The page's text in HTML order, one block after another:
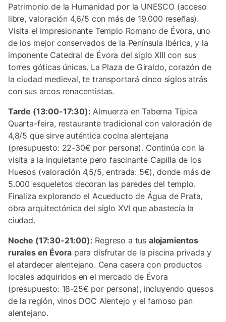
Patrimonio de la Humanidad por la UNESCO (acceso
libre, valoración 4,6/5 con más de 19.000 reseñas).
Visita el impresionante Templo Romano de Évora, uno
de los mejor conservados de la Península Ibérica, y la
imponente Catedral de Évora del siglo XIII con sus
torres góticas únicas. La Plaza de Giraldo, corazón de
la ciudad medieval, te transportará cinco siglos atrás
con sus arcos renacentistas.
Tarde (13:00-17:30): Almuerza en Taberna Típica
Quarta-feira, restaurante tradicional con valoración de
4,8/5 que sirve auténtica cocina alentejana
(presupuesto: 22-30€ por persona). Continúa con la
visita a la inquietante pero fascinante Capilla de los
Huesos (valoración 4,5/5, entrada: 5€), donde más de
5.000 esqueletos decoran las paredes del templo.
Finaliza explorando el Acueducto de Água de Prata,
obra arquitectónica del siglo XVI que abastecía la
ciudad.
Noche (17:30-21:00): Regreso a tus alojamientos
rurales en Évora para disfrutar de la piscina privada y
el atardecer alentejano. Cena casera con productos
locales adquiridos en el mercado de Évora
(presupuesto: 18-25€ por persona), incluyendo quesos
de la región, vinos DOC Alentejo y el famoso pan
alentejano.